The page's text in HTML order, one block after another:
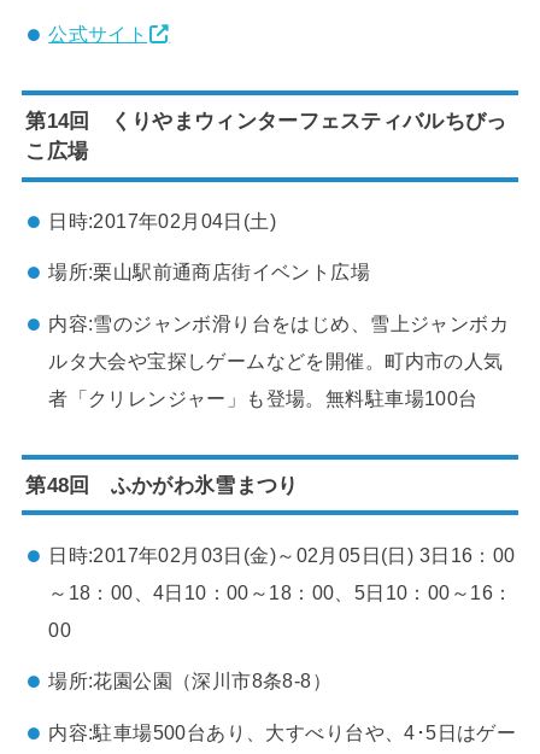
公式サイト
第14回 くりやまウィンターフェスティバルちびっ
こ広場
日時:2017年02月04日(土)
場所:栗山駅前通商店街イベント広場
内容:雪のジャンボ滑り台をはじめ、雪上ジャンボカ
ルタ大会や宝探しゲームなどを開催。町内市の人気
者「クリレンジャー」も登場。無料駐車場100台
第48回 ふかがわ氷雪まつり
日時:2017年02月03日(金)～02月05日(日) 3日16：00
～18：00、4日10：00～18：00、5日10：00～16：
00
場所:花園公園（深川市8条8-8）
内容:駐車場500台あり、大すべり台や、4･5日はゲー